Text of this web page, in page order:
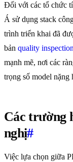
Đối với các tổ chức
Á sử dụng stack
trình triển khai đã
bản quality inspection
mạnh mẽ, nơi các
trọng số model nặng
Các trường
nghị#
Việc lựa chọn giữa